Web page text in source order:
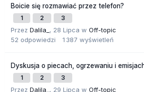
Boicie się rozmawiać przez telefon?
1 2 3
Przez Dalila_ , 28 Lipca w Off-topic
52 odpowiedzi 1 387 wyświetleń
Dyskusja o piecach, ogrzewaniu i
1 2 3
Przez Dalila_ , 29 Lipca w Off-topic